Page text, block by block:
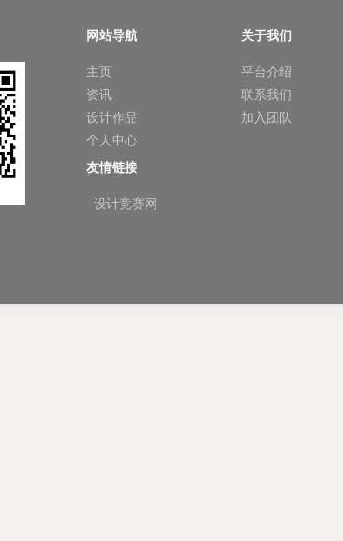
网站导航
主页
资讯
设计作品
个人中心
关于我们
平台介绍
联系我们
加入团队
友情链接
设计竞赛网